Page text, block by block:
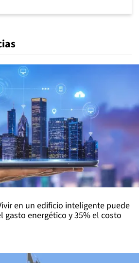
en un edificio inteligente puede
gasto energético y 35% el costo